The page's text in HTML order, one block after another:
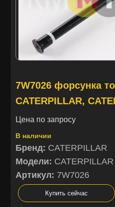
7W7026 форсунка
CATERPILLAR,
Цена по запросу
В наличии
Бренд: CATERPILLAR
Модели:
Артикул: 7W7026
Купить сейчас